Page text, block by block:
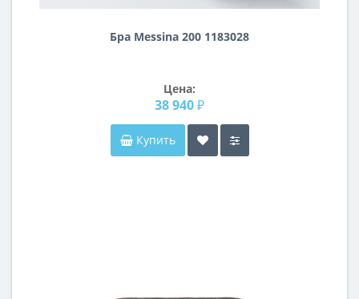
Бра Messina 200 1183028
Цена:
38 940 ₽
Купить